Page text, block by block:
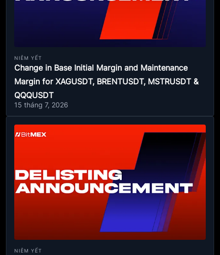
NIÊM YẾT
Change in Base Initial Margin and Maintenance
Margin for XAGUSDT, BRENTUSDT, MSTRUSDT &
QQQUSDT
15 tháng 7, 2026
NIÊM YẾT